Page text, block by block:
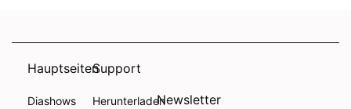
Hauptseiten
Diashows
Support
HerunterladenNewsletter